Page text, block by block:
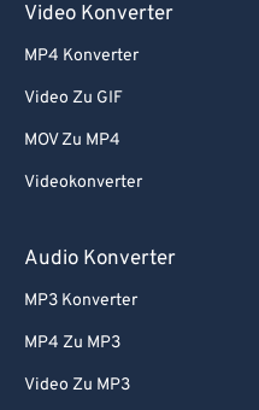
Video Konverter
MP4 Konverter
Video Zu GIF
MOV Zu MP4
Videokonverter
Audio Konverter
MP3 Konverter
MP4 Zu MP3
Video Zu MP3